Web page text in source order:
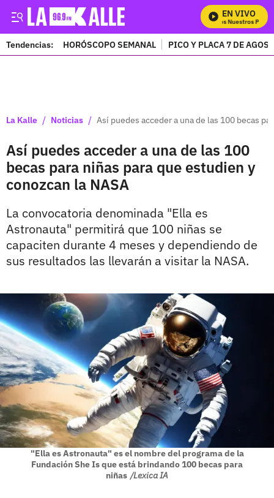
EN VIVO
Mira Todos Nuestros
Tendencias: HORÓSCOPO SEMANAL PICO Y PLACA 7 DE
La Kalle / Noticias / Así puedes acceder a una de las 100 becas
Así puedes acceder a una de las 100
becas para niñas para que estudien y
conozcan la NASA
La convocatoria denominada "Ella es
Astronauta" permitirá que 100 niñas se
capaciten durante 4 meses y dependiendo de
sus resultados las llevarán a visitar la NASA.
"Ella es Astronauta" es el nombre del programa de la
Fundación She Is que está brindando 100 becas para
niñas /Lexica IA